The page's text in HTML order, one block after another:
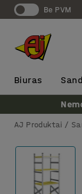
Be PVM
Biuras
AJ Produktai